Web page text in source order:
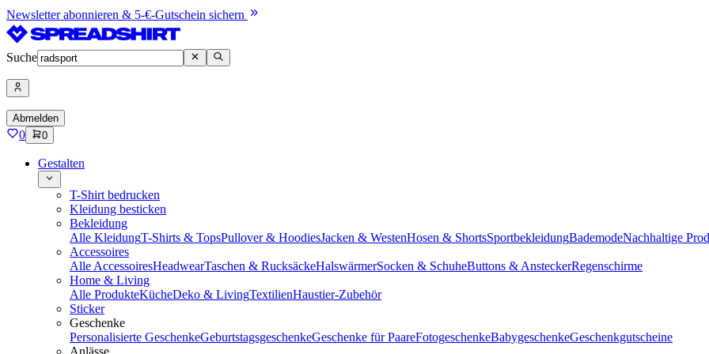
Newsletter abonnieren & 5-€-Gutschein sichern
Suche
Abmelden
0 0
Gestalten
T-Shirt bedrucken
Kleidung besticken
Bekleidung
Alle KleidungT-Shirts & TopsPullover & HoodiesJacken & WestenHosen & ShortsSportbekleidungBademodeNachhaltige
Accessoires
Alle AccessoiresHeadwearTaschen & RucksäckeHalswärmerSocken & SchuheButtons & AnsteckerRegenschirme
Home & Living
Alle ProdukteKücheDeko & LivingTextilienHaustier-Zubehör
Sticker
Geschenke
Personalisierte GeschenkeGeburtstagsgeschenkeGeschenke für PaareFotogeschenkeBabygeschenkeGeschenkgutscheine